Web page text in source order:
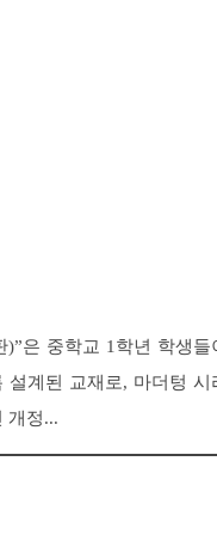
)”은 중학교 1학년 학생들
설계된 교재로, 마더텅 시
개정...